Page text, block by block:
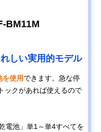
BM11M
しい実用的モデル
を使用できます。急な停
ックがあれば使えるので
電池」単1～単4すべてを